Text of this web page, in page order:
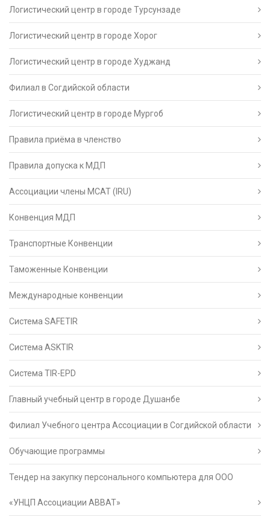
Логистический центр в городе Турсунзаде
Логистический центр в городе Хорог
Логистический центр в городе Худжанд
Филиал в Согдийской области
Логистический центр в городе Мургоб
Правила приёма в членство
Правила допуска к МДП
Ассоциации члены МСАТ (IRU)
Конвенция МДП
Транспортные Конвенции
Таможенные Конвенции
Международные конвенции
Система SAFETIR
Система ASKTIR
Система TIR-EPD
Главный учебный центр в городе Душанбе
Филиал Учебного центра Ассоциации в Согдийской области
Обучающие программы
Тендер на закупку персонального компьютера для ООО
«УНЦП Ассоциации АВВАТ»